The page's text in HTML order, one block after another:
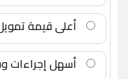
أعلى قيمة
أسهل إجراءات